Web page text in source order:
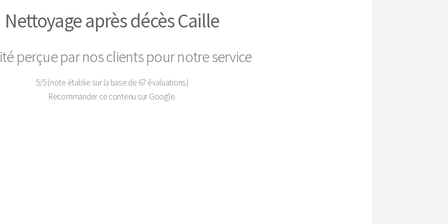
Nettoyage après décès Caille
perçue par nos clients pour notre service
5/5(note établie sur la base de 67évaluations)
Recommander ce contenu sur Google.